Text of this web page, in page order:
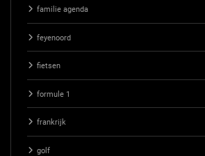
familie agenda
feyenoord
fietsen
formule 1
frankrijk
golf